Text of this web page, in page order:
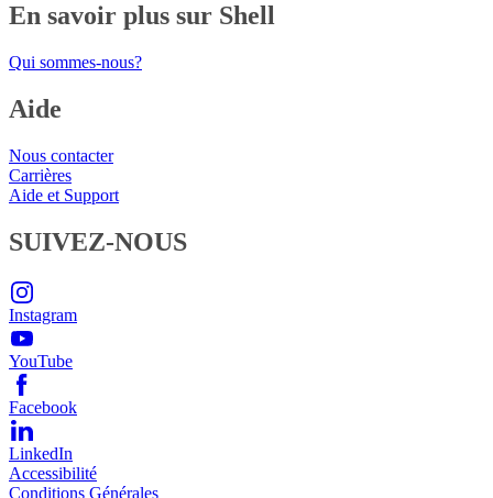
En savoir plus sur Shell
Qui sommes-nous?
Aide
Nous contacter
Carrières
Aide et Support
SUIVEZ-NOUS
Instagram
YouTube
Facebook
LinkedIn
Accessibilité
Conditions Générales